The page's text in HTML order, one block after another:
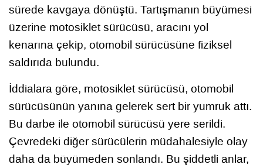
sürede kavgaya dönüştü. Tartışmanın büyümesi
üzerine motosiklet sürücüsü, aracını yol
kenarına çekip, otomobil sürücüsüne fiziksel
saldırıda bulundu.
İddialara göre, motosiklet sürücüsü, otomobil
sürücüsünün yanına gelerek sert bir yumruk attı.
Bu darbe ile otomobil sürücüsü yere serildi.
Çevredeki diğer sürücülerin müdahalesiyle olay
daha da büyümeden sonlandı. Bu şiddetli anlar,